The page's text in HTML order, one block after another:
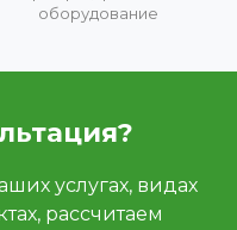
оборудование
услугах, видах
рассчитаем